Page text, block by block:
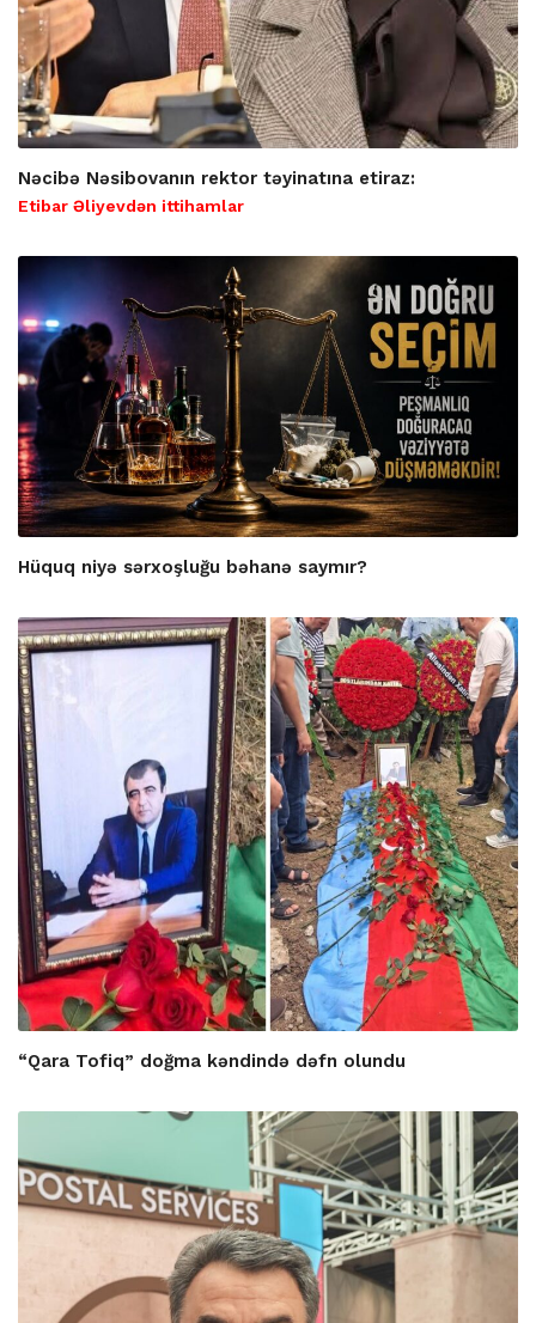
Nəcibə Nəsibovanın rektor təyinatına etiraz:
Etibar Əliyevdən ittihamlar
Hüquq niyə sərxoşluğu bəhanə saymır?
“Qara Tofiq” doğma kəndində dəfn olundu